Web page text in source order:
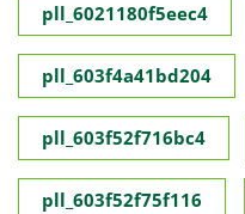
pll_6021180f5eec4
pll_603f4a41bd204
pll_603f52f716bc4
pll_603f52f75f116